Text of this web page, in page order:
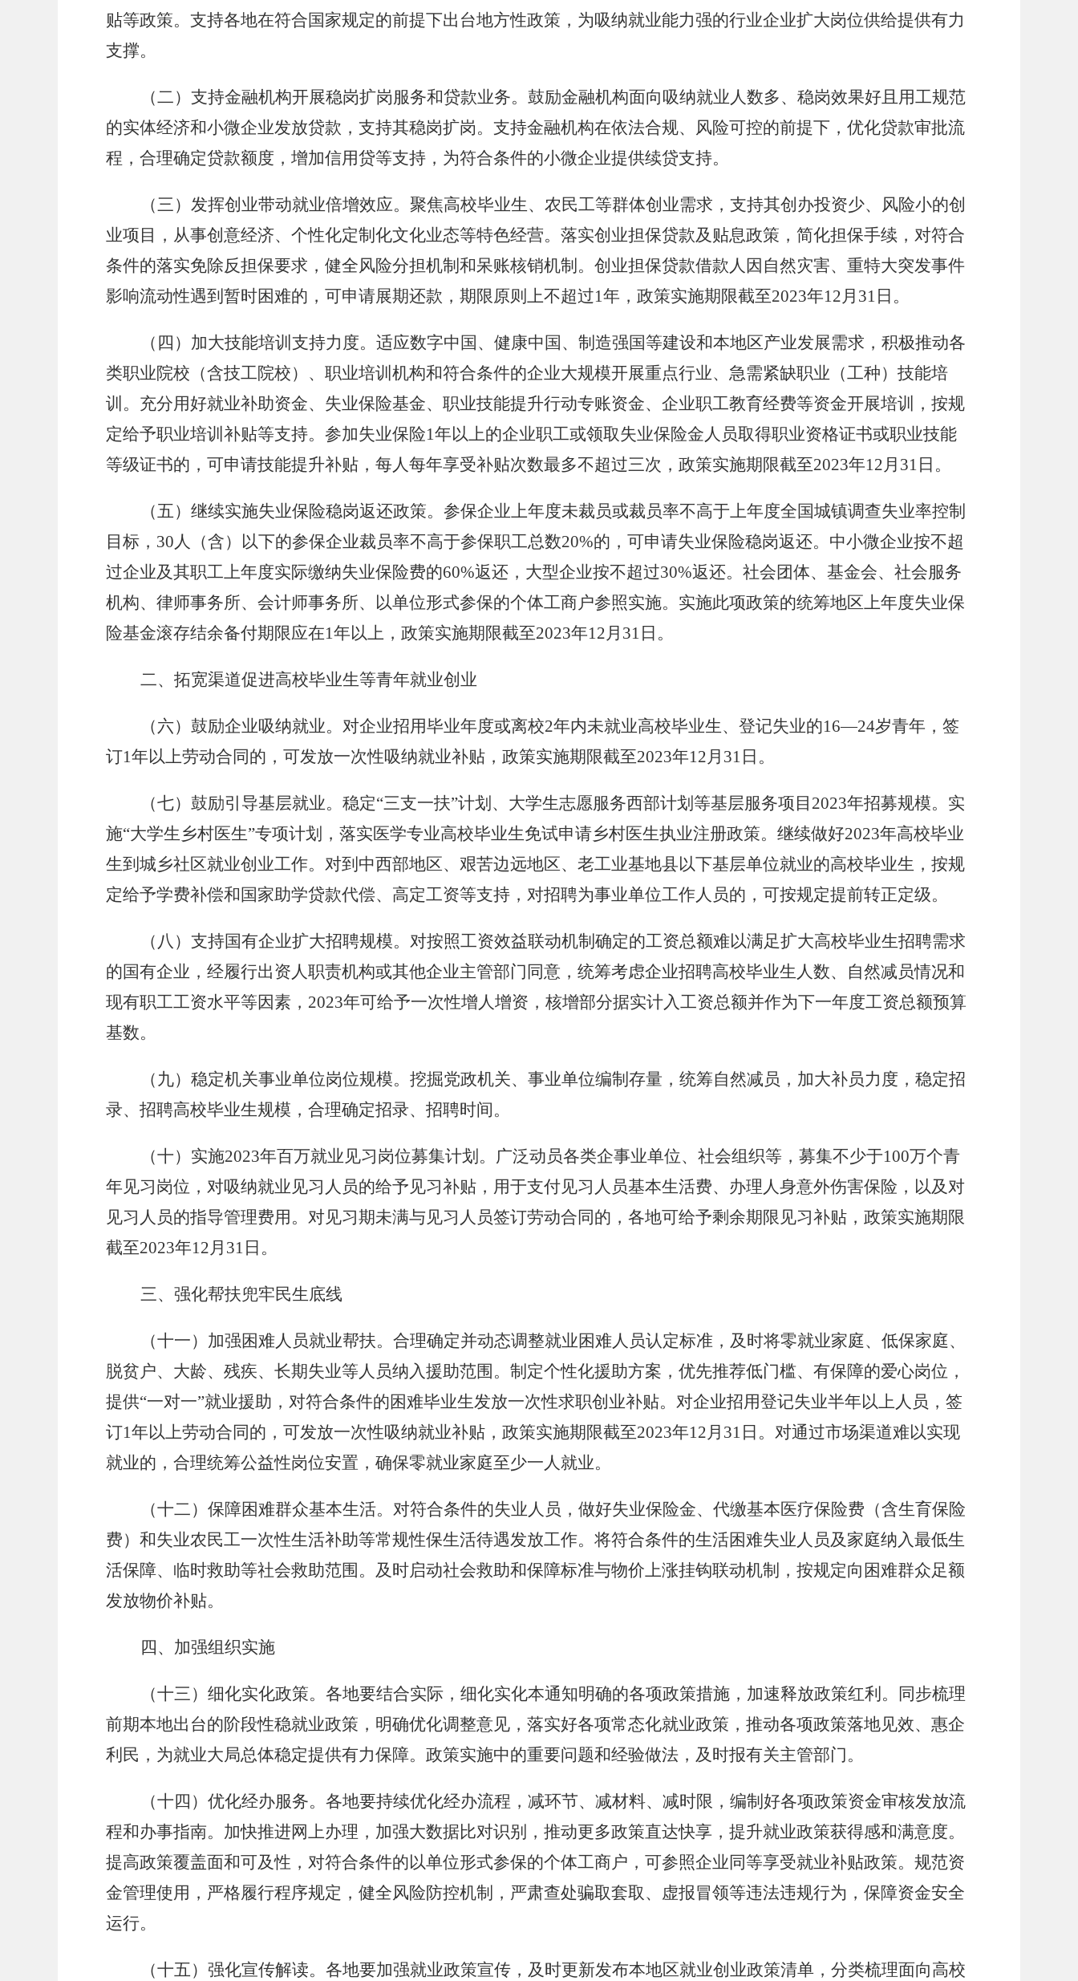
贴等政策。支持各地在符合国家规定的前提下出台地方性政策，为吸纳就业能力强的行业企业扩大岗位供给提供有力
支撑。
（二）支持金融机构开展稳岗扩岗服务和贷款业务。鼓励金融机构面向吸纳就业人数多、稳岗效果好且用工规范
的实体经济和小微企业发放贷款，支持其稳岗扩岗。支持金融机构在依法合规、风险可控的前提下，优化贷款审批流
程，合理确定贷款额度，增加信用贷等支持，为符合条件的小微企业提供续贷支持。
（三）发挥创业带动就业倍增效应。聚焦高校毕业生、农民工等群体创业需求，支持其创办投资少、风险小的创
业项目，从事创意经济、个性化定制化文化业态等特色经营。落实创业担保贷款及贴息政策，简化担保手续，对符合
条件的落实免除反担保要求，健全风险分担机制和呆账核销机制。创业担保贷款借款人因自然灾害、重特大突发事件
影响流动性遇到暂时困难的，可申请展期还款，期限原则上不超过1年，政策实施期限截至2023年12月31日。
（四）加大技能培训支持力度。适应数字中国、健康中国、制造强国等建设和本地区产业发展需求，积极推动各
类职业院校（含技工院校）、职业培训机构和符合条件的企业大规模开展重点行业、急需紧缺职业（工种）技能培
训。充分用好就业补助资金、失业保险基金、职业技能提升行动专账资金、企业职工教育经费等资金开展培训，按规
定给予职业培训补贴等支持。参加失业保险1年以上的企业职工或领取失业保险金人员取得职业资格证书或职业技能
等级证书的，可申请技能提升补贴，每人每年享受补贴次数最多不超过三次，政策实施期限截至2023年12月31日。
（五）继续实施失业保险稳岗返还政策。参保企业上年度未裁员或裁员率不高于上年度全国城镇调查失业率控制
目标， 30人（含）以下的参保企业裁员率不高于参保职工总数20%的，可申请失业保险稳岗返还。中小微企业按不超
过企业及其职工上年度实际缴纳失业保险费的60%返还，大型企业按不超过30%返还。社会团体、基金会、社会服务
机构、律师事务所、会计师事务所、以单位形式参保的个体工商户参照实施。实施此项政策的统筹地区上年度失业保
险基金滚存结余备付期限应在1年以上，政策实施期限截至2023年12月31日。
二、拓宽渠道促进高校毕业生等青年就业创业
（六）鼓励企业吸纳就业。对企业招用毕业年度或离校2年内未就业高校毕业生、登记失业的16—24岁青年，签
订1年以上劳动合同的，可发放一次性吸纳就业补贴，政策实施期限截至2023年12月31日。
（七）鼓励引导基层就业。稳定“三支一扶”计划、大学生志愿服务西部计划等基层服务项目2023年招募规模。实
施“大学生乡村医生”专项计划，落实医学专业高校毕业生免试申请乡村医生执业注册政策。继续做好2023年高校毕业
生到城乡社区就业创业工作。对到中西部地区、艰苦边远地区、老工业基地县以下基层单位就业的高校毕业生，按规
定给予学费补偿和国家助学贷款代偿、高定工资等支持，对招聘为事业单位工作人员的，可按规定提前转正定级。
（八）支持国有企业扩大招聘规模。对按照工资效益联动机制确定的工资总额难以满足扩大高校毕业生招聘需求
的国有企业，经履行出资人职责机构或其他企业主管部门同意，统筹考虑企业招聘高校毕业生人数、自然减员情况和
现有职工工资水平等因素， 2023年可给予一次性增人增资，核增部分据实计入工资总额并作为下一年度工资总额预算
基数。
（九）稳定机关事业单位岗位规模。挖掘党政机关、事业单位编制存量，统筹自然减员，加大补员力度，稳定招
录、招聘高校毕业生规模，合理确定招录、招聘时间。
（十）实施2023年百万就业见习岗位募集计划。广泛动员各类企事业单位、社会组织等，募集不少于100万个青
年见习岗位，对吸纳就业见习人员的给予见习补贴，用于支付见习人员基本生活费、办理人身意外伤害保险，以及对
见习人员的指导管理费用。对见习期未满与见习人员签订劳动合同的，各地可给予剩余期限见习补贴，政策实施期限
截至2023年12月31日。
三、强化帮扶兜牢民生底线
（十一）加强困难人员就业帮扶。合理确定并动态调整就业困难人员认定标准，及时将零就业家庭、低保家庭、
脱贫户、大龄、残疾、长期失业等人员纳入援助范围。制定个性化援助方案，优先推荐低门槛、有保障的爱心岗位，
提供“一对一”就业援助，对符合条件的困难毕业生发放一次性求职创业补贴。对企业招用登记失业半年以上人员，签
订1年以上劳动合同的，可发放一次性吸纳就业补贴，政策实施期限截至2023年12月31日。对通过市场渠道难以实现
就业的，合理统筹公益性岗位安置，确保零就业家庭至少一人就业。
（十二）保障困难群众基本生活。对符合条件的失业人员，做好失业保险金、代缴基本医疗保险费（含生育保险
费）和失业农民工一次性生活补助等常规性保生活待遇发放工作。将符合条件的生活困难失业人员及家庭纳入最低生
活保障、临时救助等社会救助范围。及时启动社会救助和保障标准与物价上涨挂钩联动机制，按规定向困难群众足额
发放物价补贴。
四、加强组织实施
（十三）细化实化政策。各地要结合实际，细化实化本通知明确的各项政策措施，加速释放政策红利。同步梳理
前期本地出台的阶段性稳就业政策，明确优化调整意见，落实好各项常态化就业政策，推动各项政策落地见效、惠企
利民，为就业大局总体稳定提供有力保障。政策实施中的重要问题和经验做法，及时报有关主管部门。
（十四）优化经办服务。各地要持续优化经办流程，减环节、减材料、减时限，编制好各项政策资金审核发放流
程和办事指南。加快推进网上办理，加强大数据比对识别，推动更多政策直达快享，提升就业政策获得感和满意度。
提高政策覆盖面和可及性，对符合条件的以单位形式参保的个体工商户，可参照企业同等享受就业补贴政策。规范资
金管理使用，严格履行程序规定，健全风险防控机制，严肃查处骗取套取、虚报冒领等违法违规行为，保障资金安全
运行。
（十五）强化宣传解读。各地要加强就业政策宣传，及时更新发布本地区就业创业政策清单，分类梳理面向高校